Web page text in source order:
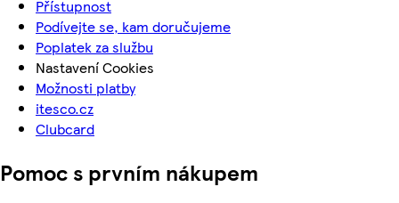
Přístupnost
Podívejte se, kam doručujeme
Poplatek za službu
Nastavení Cookies
Možnosti platby
itesco.cz
Clubcard
Pomoc s prvním nákupem